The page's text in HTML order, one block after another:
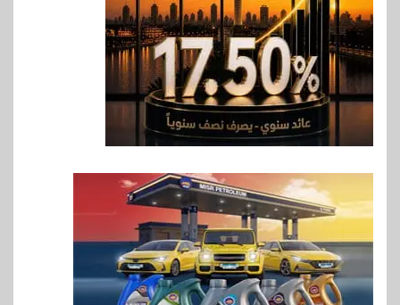
7 اخبار
فيكسد مصر و”حلول” تتشاركان
في تطوير أول منصة للسياحة
الصحية في مصر والشرق الأوسط
وأفريقيا Tour4Cure
8
سوق وصلة
هواوي: هاتف nova 15
Max بطارية ضخمة وتصميم متين
جهازًا مثاليًا للشباب
9 اقتصاد